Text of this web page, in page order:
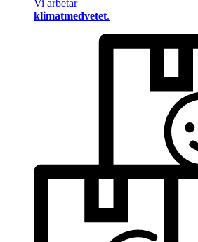
Vi arbetar
klimatmedvetet.